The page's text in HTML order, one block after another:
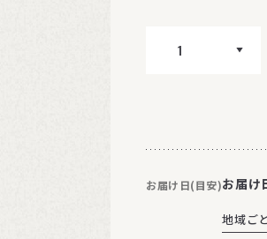
お届け日(目安)お届け
地域ご